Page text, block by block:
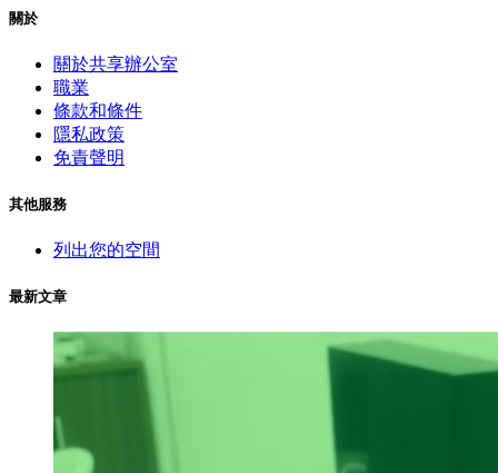
關於
關於共享辦公室
職業
條款和條件
隱私政策
免責聲明
其他服務
列出您的空間
最新文章